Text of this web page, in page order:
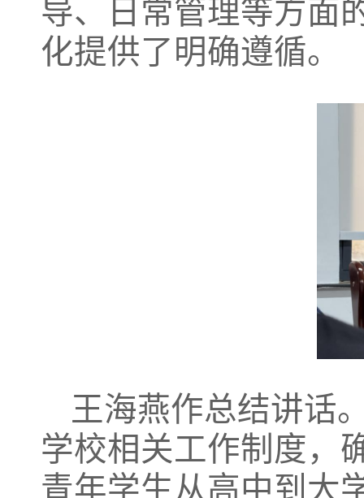
导、日常管理等方面
化提供了明确遵循。
王海燕作总结讲话
学校相关工作制度，
青年学生从高中到大